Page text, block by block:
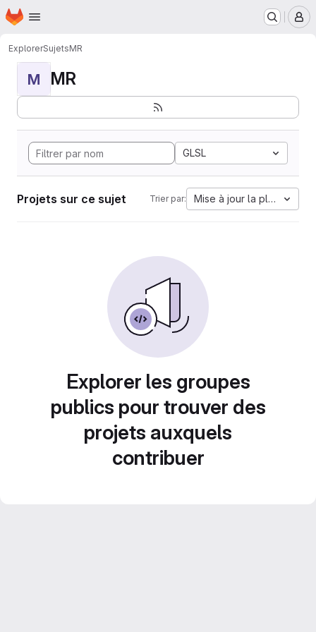
Passer au contenu principal
Page d'accueil
ExplorerSujetsMR
M MR
GLSL
Projets sur ce sujet Trier par: Mise à jour la plus
Explorer les groupes
publics pour trouver des
projets auxquels
contribuer